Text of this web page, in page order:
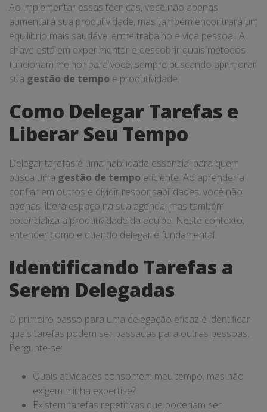
Ao implementar essas técnicas, você não apenas
aumentará sua produtividade, mas também encontrará um
equilíbrio mais saudável entre trabalho e vida pessoal. A
chave está em experimentar e descobrir quais métodos
funcionam melhor para você, sempre buscando aprimorar
sua gestão de tempo e produtividade.
Como Delegar Tarefas e
Liberar Seu Tempo
Delegar tarefas é uma habilidade essencial para quem
busca uma gestão de tempo eficiente. Ao aprender a
confiar em outros e dividir responsabilidades, você não
apenas libera espaço na sua agenda, mas também
potencializa a produtividade da equipe. Neste contexto,
entender como e quando delegar é fundamental.
Identificando Tarefas a
Serem Delegadas
O primeiro passo para uma delegação eficaz é identificar
quais tarefas podem ser passadas para outras pessoas.
Pergunte-se:
Quais atividades consomem meu tempo, mas não
exigem minha expertise?
Existem tarefas repetitivas que poderiam ser